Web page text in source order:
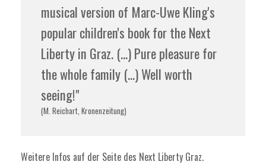
musical version of Marc-Uwe Kling's
popular children's book for the Next
Liberty in Graz. (...) Pure pleasure for
the whole family (...) Well worth
seeing!"
(M. Reichart, Kronenzeitung)
Weitere Infos auf der Seite des Next Liberty Graz.